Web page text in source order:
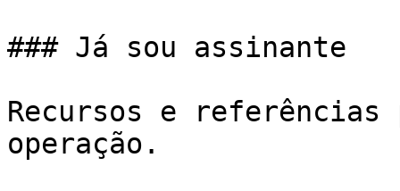
### Já sou assinante
Recursos e
operação.